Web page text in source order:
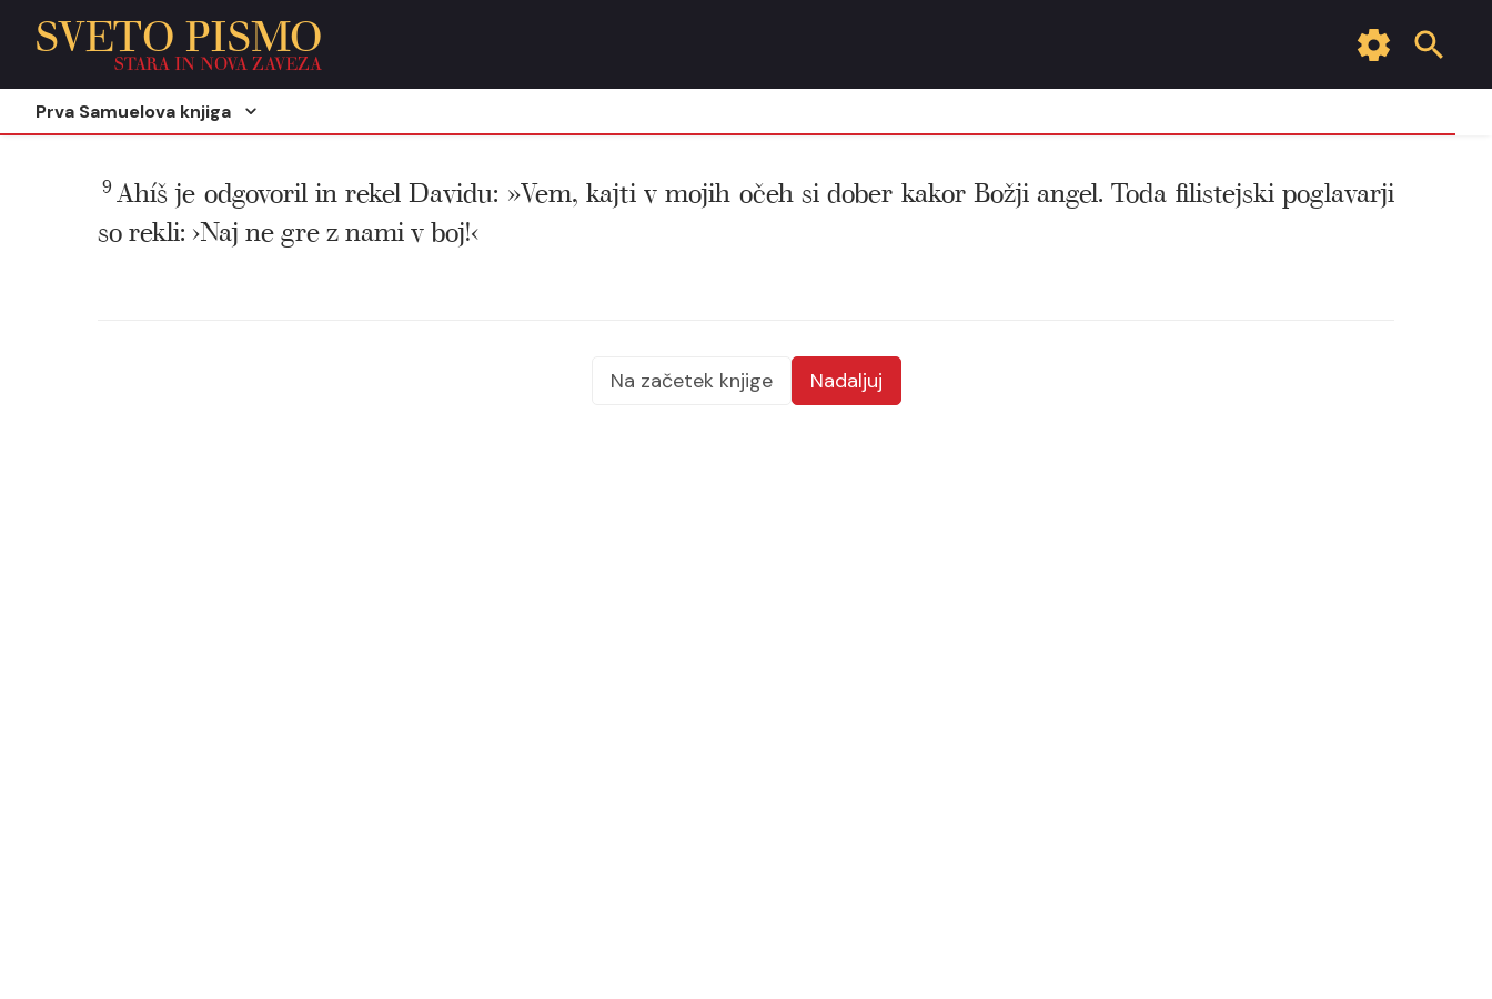
SVETO PISMO
STARA IN NOVA ZAVEZA
Prva Samuelova knjiga
9 Ahíš je odgovoril in rekel Davidu: »Vem, kajti v mojih očeh si dober kakor Božji angel. Toda filistejski poglavarji
so rekli: ›Naj ne gre z nami v boj!‹
Na začetek knjige Nadaljuj